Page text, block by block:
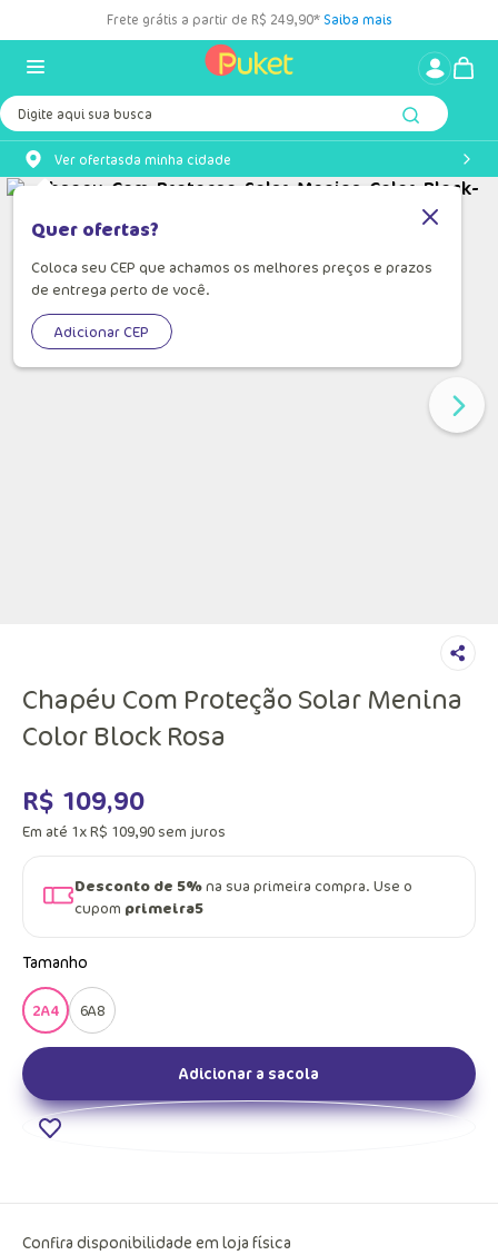
Frete grátis a partir de R$ 249,90* Saiba mais
Digite aqui sua busca
Ver ofertasda minha cidade
Quer ofertas?
Coloca seu CEP que achamos os melhores preços e prazos
de entrega perto de você.
Adicionar CEP
Chapéu Com Proteção Solar Menina
Color Block Rosa
R$ 109,90
Em até 1xR$ 109,90 sem juros
Desconto de 5%na sua primeira compra. Use o
cupom primeira5
Tamanho
2A4 6A8
Adicionar a sacola
Confira disponibilidade em loja física